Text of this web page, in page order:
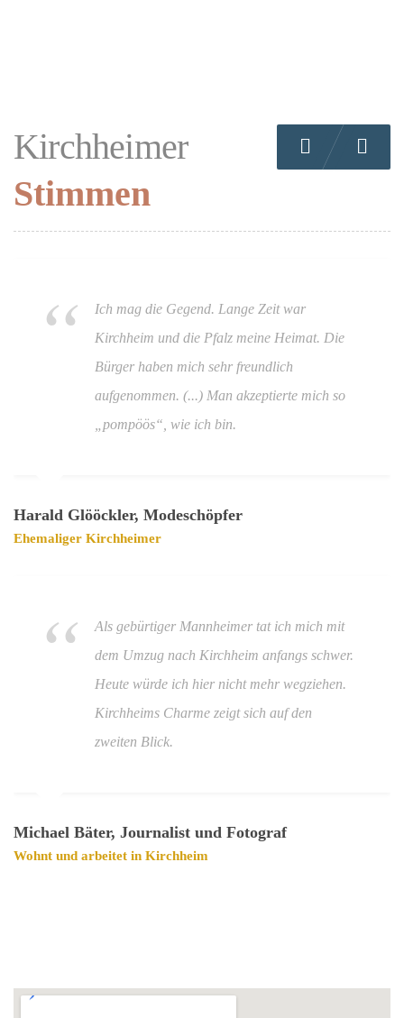
Previous
Kirchheimer
Stimmen
Ich mag die Gegend. Lange Zeit war
Kirchheim und die Pfalz meine Heimat. Die
Bürger haben mich sehr freundlich
aufgenommen. (...) Man akzeptierte mich so
„pompöös“, wie ich bin.
Harald Glööckler, Modeschöpfer
Ehemaliger Kirchheimer
Als gebürtiger Mannheimer tat ich mich mit
dem Umzug nach Kirchheim anfangs schwer.
Heute würde ich hier nicht mehr wegziehen.
Kirchheims Charme zeigt sich auf den
zweiten Blick.
Michael Bäter, Journalist und Fotograf
Wohnt und arbeitet in Kirchheim